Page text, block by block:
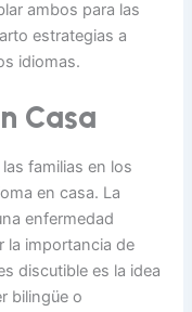
ambos para las
estrategias a
idiomas.
Casa
familias en los
en casa. La
enfermedad
la importancia de
discutible es la idea
bilingüe o